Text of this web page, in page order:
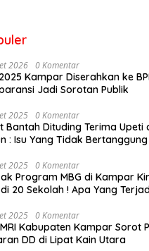
2026 0 Komentar
Kampar Diserahkan ke
Jadi Sorotan Publik
2025 0 Komentar
Bantah Dituding Terima Upeti
: Isu Yang Tidak
2025 0 Komentar
Program MBG di Kampar
20 Sekolah ! Apa Yang
2025 0 Komentar
Kabupaten Kampar Sorot
DD di Lipat Kain Utara